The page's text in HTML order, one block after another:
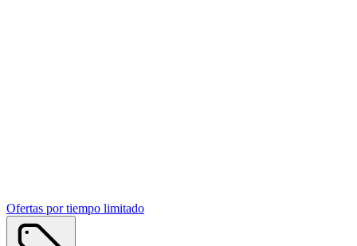
Ofertas por tiempo limitado